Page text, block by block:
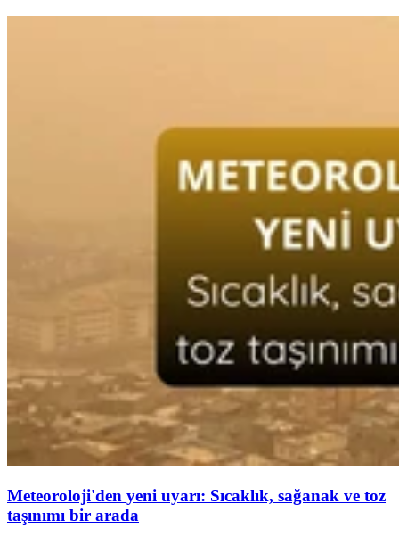
Meteoroloji'den yeni uyarı: Sıcaklık, sağanak ve toz
taşınımı bir arada